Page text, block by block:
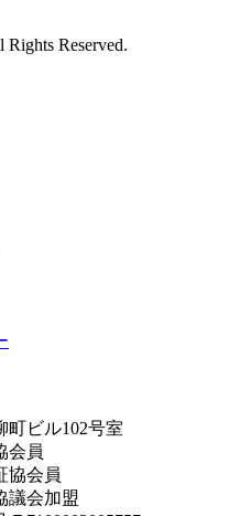
Reserved.
町ビル102号室
会員
協会員
議会加盟